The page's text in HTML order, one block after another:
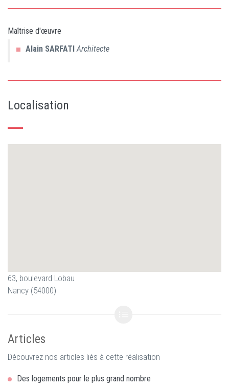
Maîtrise d'œuvre
Alain SARFATI Architecte
Localisation
63, boulevard Lobau
Nancy (54000)
Articles
Découvrez nos articles liés à cette réalisation
Des logements pour le plus grand nombre